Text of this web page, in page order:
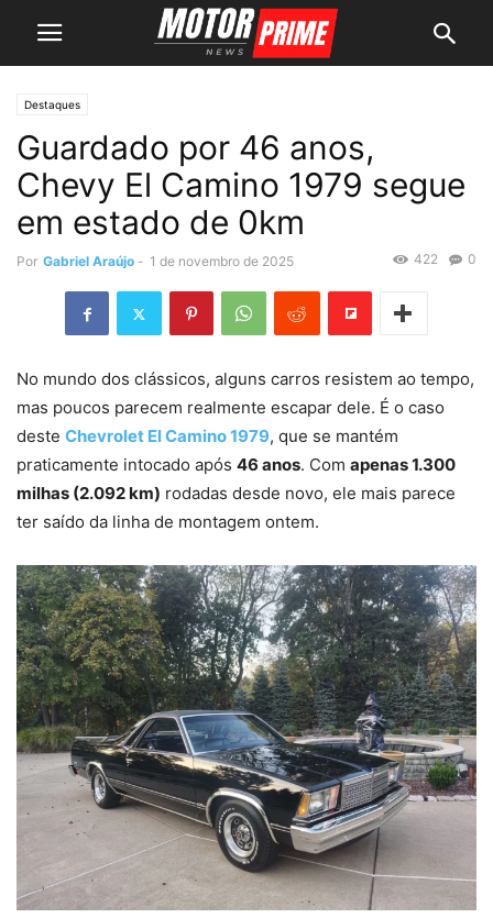
Destaques
Guardado por 46 anos,
Chevy El Camino 1979 segue
em estado de 0km
Por Gabriel Araújo - 1 de novembro de 2025 0
422
No mundo dos clássicos, alguns carros resistem ao tempo,
mas poucos parecem realmente escapar dele. É o caso
deste Chevrolet El Camino 1979, que se mantém
praticamente intocado após 46 anos. Com apenas 1.300
milhas (2.092 km) rodadas desde novo, ele mais parece
ter saído da linha de montagem ontem.